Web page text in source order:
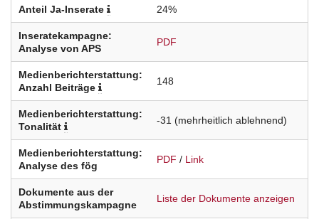
Anteil Ja-Inserate 24%
Inseratekampagne:
Analyse von APS
PDF
Medienberichterstattung:
Anzahl Beiträge
148
Medienberichterstattung:
Tonalität
-31 (mehrheitlich ablehnend)
Medienberichterstattung:
Analyse des fög
PDF / Link
Dokumente aus der
Abstimmungskampagne
Liste der Dokumente anzeigen